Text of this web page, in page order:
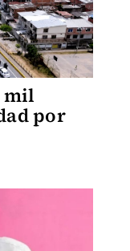
mil
por